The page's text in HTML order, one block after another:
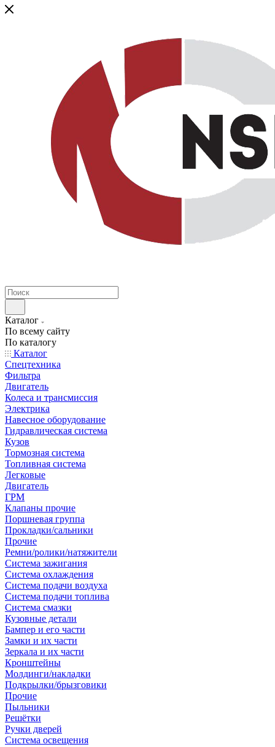
Каталог
По всему сайту
По каталогу
Каталог
Спецтехника
Фильтра
Двигатель
Колеса и трансмиссия
Электрика
Навесное оборудование
Гидравлическая система
Кузов
Тормозная система
Топливная система
Легковые
Двигатель
ГРМ
Клапаны прочие
Поршневая группа
Прокладки/сальники
Прочие
Ремни/ролики/натяжители
Система зажигания
Система охлаждения
Система подачи воздуха
Система подачи топлива
Система смазки
Кузовные детали
Бампер и его части
Замки и их части
Зеркала и их части
Кронштейны
Молдинги/накладки
Подкрылки/брызговики
Прочие
Пыльники
Решётки
Ручки дверей
Система освещения